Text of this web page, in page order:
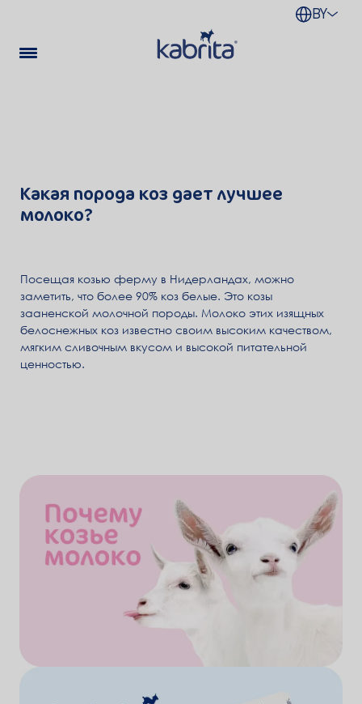
BY
Какая порода коз дает лучшее
молоко?
Посещая козью ферму в Нидерландах, можно
заметить, что более 90% коз белые. Это козы
зааненской молочной породы. Молоко этих изящных
белоснежных коз известно своим высоким качеством,
мягким сливочным вкусом и высокой питательной
ценностью.